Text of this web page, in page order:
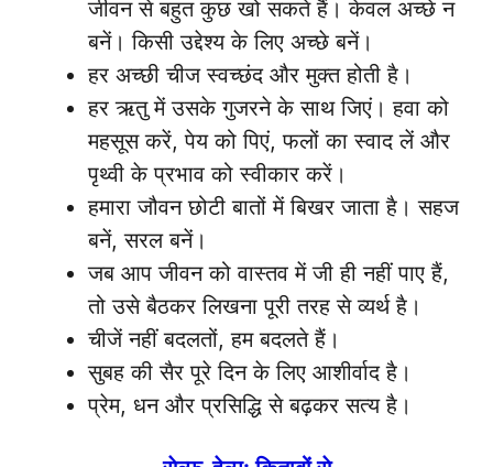
जीवन से बहुत कुछ खो सकते हैं। केवल अच्छे न
बनें। किसी उद्देश्य के लिए अच्छे बनें।
हर अच्छी चीज स्वच्छंद और मुक्त होती है।
हर ऋतु में उसके गुजरने के साथ जिएं। हवा को
महसूस करें, पेय को पिएं, फलों का स्वाद लें और
पृथ्वी के प्रभाव को स्वीकार करें।
हमारा जौवन छोटी बातों में बिखर जाता है। सहज
बनें, सरल बनें।
जब आप जीवन को वास्तव में जी ही नहीं पाए हैं,
तो उसे बैठकर लिखना पूरी तरह से व्यर्थ है।
चीजें नहीं बदलतों, हम बदलते हैं।
सुबह की सैर पूरे दिन के लिए आशीर्वाद है।
प्रेम, धन और प्रसिद्धि से बढ़कर सत्य है।